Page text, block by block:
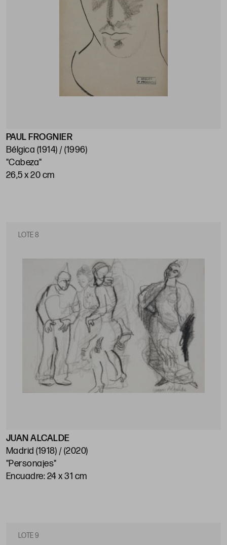
PAUL FROGNIER
Bélgica (1914) / (1996)
"Cabeza"
26,5 x 20 cm
LOTE 8
JUAN ALCALDE
Madrid (1918) / (2020)
"Personajes"
Encuadre: 24 x 31 cm
LOTE 9